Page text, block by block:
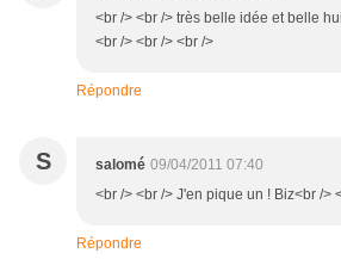
<br /> <br /> très belle idée et belle
<br /> <br /> <br />
Répondre
S salomé 09/04/2011 07:40
<br /> <br /> J'en pique un ! Biz<br />
Répondre